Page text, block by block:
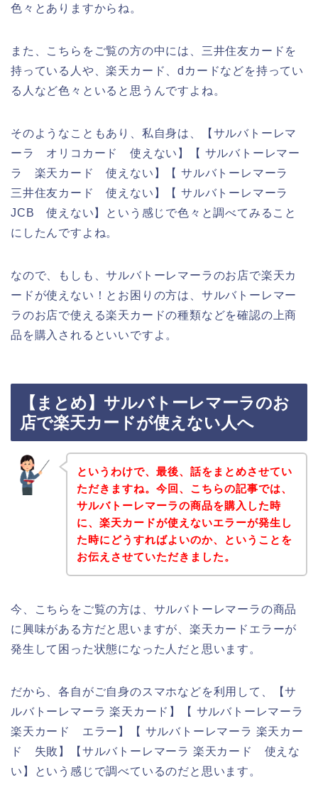
色々とありますからね。
また、こちらをご覧の方の中には、三井住友カードを
持っている人や、楽天カード、dカードなどを持ってい
る人など色々といると思うんですよね。
そのようなこともあり、私自身は、【サルバトーレマ
ーラ オリコカード 使えない】【 サルバトーレマー
ラ 楽天カード 使えない】【 サルバトーレマーラ
三井住友カード 使えない】【 サルバトーレマーラ
JCB 使えない】という感じで色々と調べてみること
にしたんですよね。
なので、もしも、サルバトーレマーラのお店で楽天カ
ードが使えない！とお困りの方は、サルバトーレマー
ラのお店で使える楽天カードの種類などを確認の上商
品を購入されるといいですよ。
【まとめ】サルバトーレマーラのお
店で楽天カードが使えない人へ
というわけで、最後、話をまとめさせてい
ただきますね。今回、こちらの記事では、
サルバトーレマーラの商品を購入した時
に、楽天カードが使えないエラーが発生し
た時にどうすればよいのか、ということを
お伝えさせていただきました。
今、こちらをご覧の方は、サルバトーレマーラの商品
に興味がある方だと思いますが、楽天カードエラーが
発生して困った状態になった人だと思います。
だから、各自がご自身のスマホなどを利用して、【サ
ルバトーレマーラ 楽天カード】【 サルバトーレマーラ
楽天カード エラー】【 サルバトーレマーラ 楽天カー
ド 失敗】【サルバトーレマーラ 楽天カード 使えな
い】という感じで調べているのだと思います。